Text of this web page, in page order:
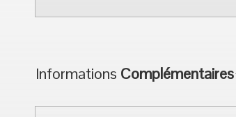
Informations Complémentaires